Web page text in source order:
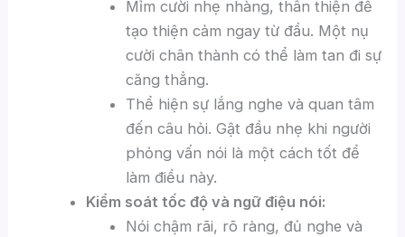
Mỉm cười nhẹ nhàng, thân thiện để
tạo thiện cảm ngay từ đầu. Một nụ
cười chân thành có thể làm tan đi sự
căng thẳng.
Thể hiện sự lắng nghe và quan tâm
đến câu hỏi. Gật đầu nhẹ khi người
phỏng vấn nói là một cách tốt để
làm điều này.
Kiểm soát tốc độ và ngữ điệu nói:
Nói chậm rãi, rõ ràng, đủ nghe và